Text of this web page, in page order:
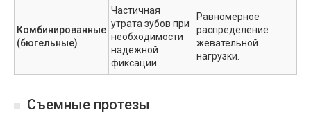
Комбинированные
(бюгельные)
Частичная
утрата зубов при
необходимости
надежной
фиксации.
Равномерное
распределение
жевательной
нагрузки.
Съемные протезы